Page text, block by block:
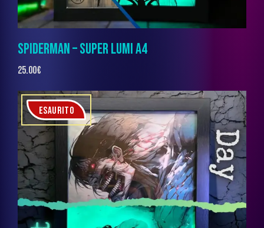
SPIDERMAN – SUPER LUMI A4
25.00€
ESAURITO